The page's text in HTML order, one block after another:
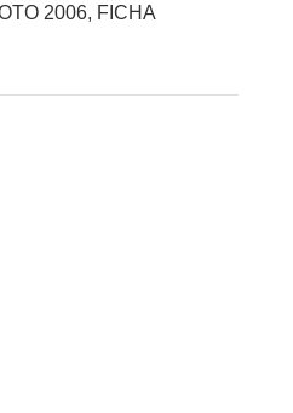
2006, FICHA